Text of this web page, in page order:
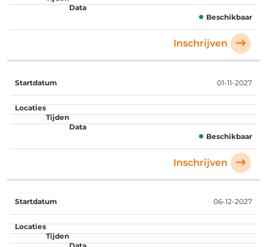
Beschikbaar
Inschrijven
01-11-2027
Beschikbaar
Inschrijven
06-12-2027